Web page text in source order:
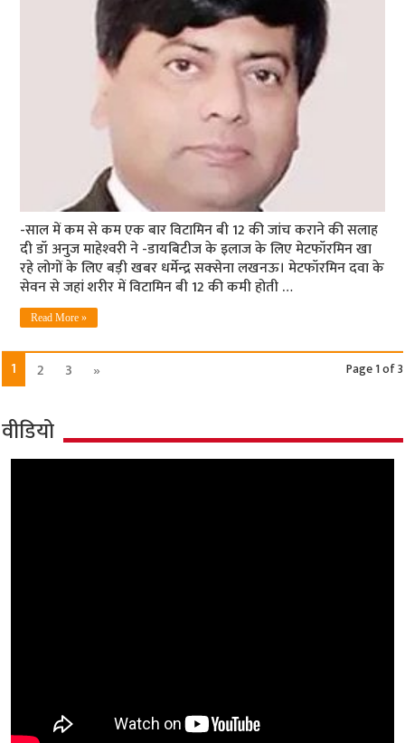
-साल में कम से कम एक बार विटामिन बी 12 की जांच कराने की सलाह
दी डॉ अनुज माहेश्‍वरी ने -डायबिटीज के इलाज के लिए मेटफॉरमिन खा
रहे लोगों के लिए बड़ी खबर धर्मेन्‍द्र सक्‍सेना लखनऊ। मेटफॉरमिन दवा के
सेवन से जहां शरीर में विटामिन बी 12 की कमी होती …
Read More »
Page 1 of 3
1 2 3 »
वीडियो